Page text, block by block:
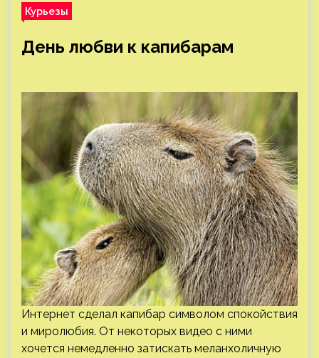
Курьезы
День любви к капибарам
Интернет сделал капибар символом спокойствия
и миролюбия. От некоторых видео с ними
хочется немедленно затискать меланхоличную